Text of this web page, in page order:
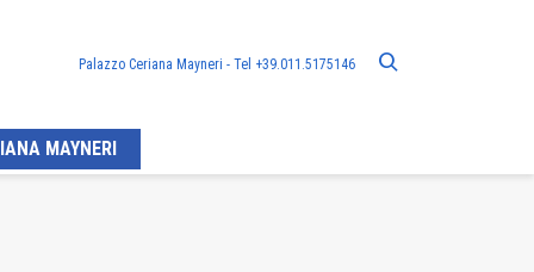
Palazzo Ceriana Mayneri - Tel +39.011.5175146
MAYNERI